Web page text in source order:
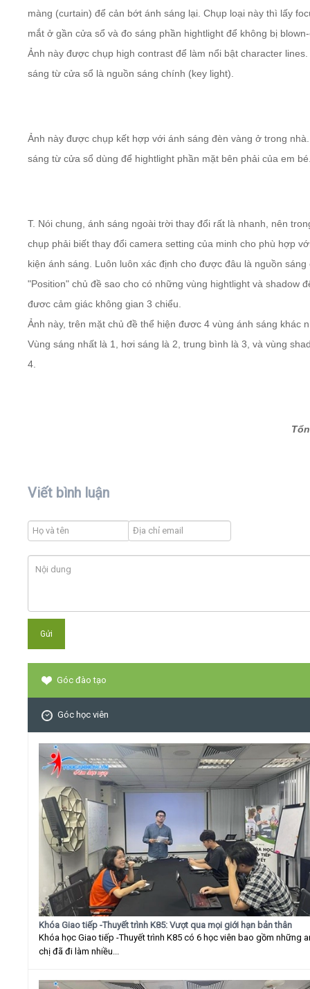
màng (curtain) để cản bớt ánh sáng lại. Chụp loại này thì lấy
mắt ở gần cửa sổ và đo sáng phần hightlight để không bị
Ảnh này được chụp high contrast để làm nổi bật character lines.
sáng từ cửa sổ là nguồn sáng chính (key light).
Ảnh này được chụp kết hợp với ánh sáng đèn vàng ở trong
sáng từ cửa sổ dùng để hightlight phần mặt bên phải của em
T. Nói chung, ánh sáng ngoài trời thay đổi rất là nhanh, nên
chụp phải biết thay đổi camera setting của minh cho phù hợp
kiện ánh sáng. Luôn luôn xác định cho được đâu là nguồn sáng
"Position" chủ đề sao cho có những vùng hightlight và shadow
đươc cảm giác không gian 3 chiểu.
Ảnh này, trên mặt chủ đề thể hiện đươc 4 vùng ánh sáng khác
Vùng sáng nhất là 1, hơi sáng là 2, trung bình là 3, và vùng
4.
Viết bình luận
Góc đào tạo
Góc học viên
Khóa Giao tiếp -Thuyết trình K85: Vượt qua mọi giới hạn bản thân
Khóa học Giao tiếp -Thuyết trình K85 có 6 học viên bao gồm những
chị đã đi làm nhiều...